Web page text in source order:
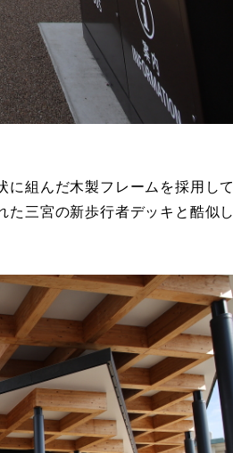
に組んだ木製フレームを採用して
た三宮の新歩行者デッキと酷似し